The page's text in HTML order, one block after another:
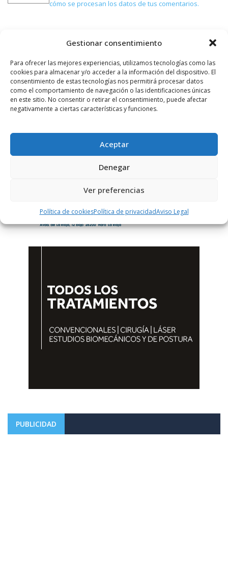
Gestionar consentimiento
Para ofrecer las mejores experiencias, utilizamos tecnologías como las
cookies para almacenar y/o acceder a la información del dispositivo. El
consentimiento de estas tecnologías nos permitirá procesar datos
como el comportamiento de navegación o las identificaciones únicas
en este sitio. No consentir o retirar el consentimiento, puede afectar
negativamente a ciertas características y funciones.
Aceptar
Denegar
Ver preferencias
Política de cookiesPolítica de privacidadAviso Legal
cómo se procesan los datos de tus comentarios.
PUBLICIDAD